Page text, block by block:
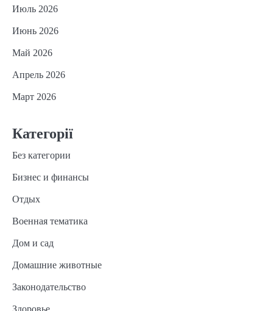
Июль 2026
Июнь 2026
Май 2026
Апрель 2026
Март 2026
Категорії
Без категории
Бизнес и финансы
Отдых
Военная тематика
Дом и сад
Домашние животные
Законодательство
Здоровье